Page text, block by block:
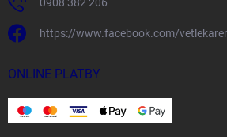
0908 382 206
https://www.facebook.com/
ONLINE PLATBY